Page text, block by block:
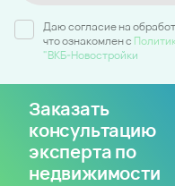
Даю согласие на
что ознакомлен c
"ВКБ-Новостройки
Заказать
консультацию
эксперта по
недвижимости